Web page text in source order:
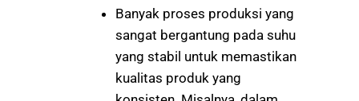
Banyak proses produksi yang
sangat bergantung pada suhu
yang stabil untuk memastikan
kualitas produk yang